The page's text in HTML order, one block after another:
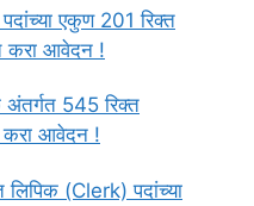
एकुण 201 रिक्त
करा आवेदन !
545 रिक्त
करा आवेदन !
लिपिक (Clerk) पदांच्या